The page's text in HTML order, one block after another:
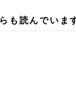
も読んでいま